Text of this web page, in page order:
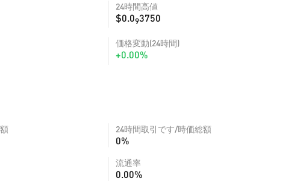
24時間高値
$0.093750
価格変動(24時間)
+0.00%
24時間取引です/時価総額
0%
流通率
0.00%